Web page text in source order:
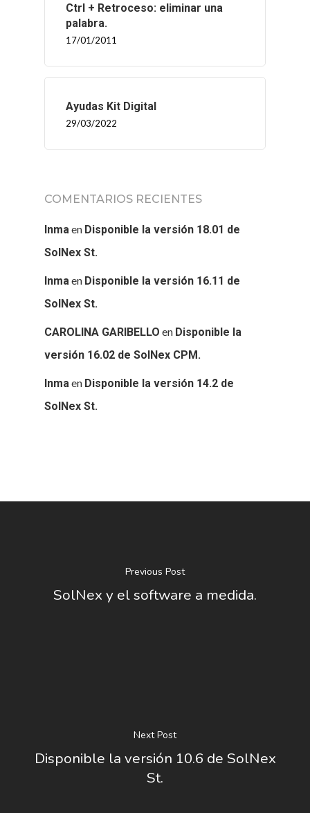
Ctrl + Retroceso: eliminar una
palabra.
17/01/2011
Ayudas Kit Digital
29/03/2022
COMENTARIOS RECIENTES
Inmaen Disponible la versión 18.01 de
SolNex St.
Inmaen Disponible la versión 16.11 de
SolNex St.
CAROLINA GARIBELLO en Disponible la
versión 16.02 de SolNex CPM.
Inmaen Disponible la versión 14.2 de
SolNex St.
Previous Post
SolNex y el software a medida.
Next Post
Disponible la versión 10.6 de SolNex
St.
BLOG